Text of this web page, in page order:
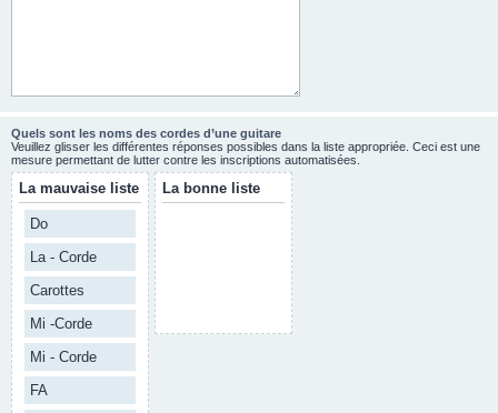
Quels sont les noms des cordes d’une guitare
Veuillez glisser les différentes réponses possibles dans la liste appropriée. Ceci est une
mesure permettant de lutter contre les inscriptions automatisées.
La mauvaise liste
Do
La - Corde
Carottes
Mi -Corde
Mi - Corde
FA
La bonne liste